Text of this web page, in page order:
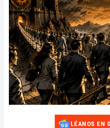
LÉANOS EN